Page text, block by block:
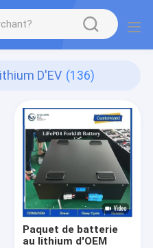
D'EV (136)
Paquet de batterie
au lithium d'OEM